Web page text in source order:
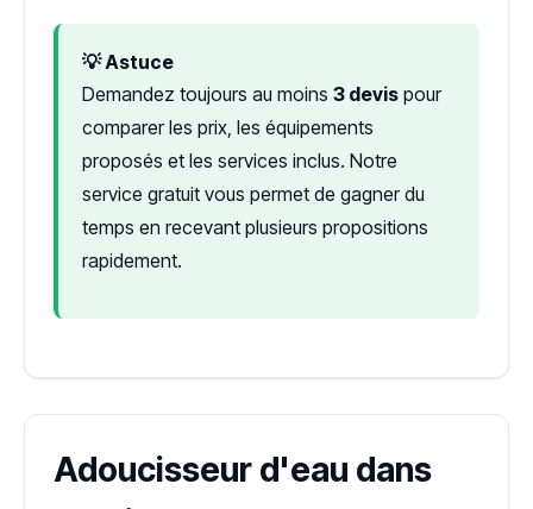
💡 Astuce
Demandez toujours au moins 3 devis pour
comparer les prix, les équipements
proposés et les services inclus. Notre
service gratuit vous permet de gagner du
temps en recevant plusieurs propositions
rapidement.
Adoucisseur d'eau dans